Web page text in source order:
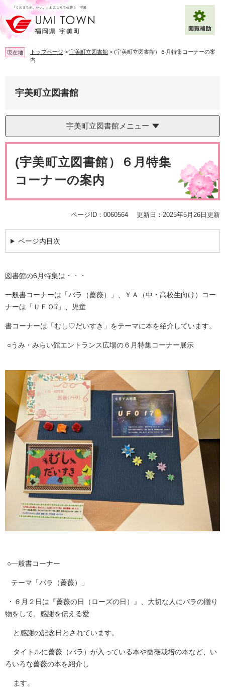
ー
ジ
の
先
頭
ニ
ュ
ー
を
飛
背景色変更
Multilingual（English・中文・한글）
現在地 トップページ > 宇美町立図書館 > (宇美町立図書館）６月特集コーナーの案
内
宇美町立図書館
宇美町立図書館メニュー
(宇美町立図書館）６月特集
コーナーの案内
ページID：0060564 更新日：2025年5月26日更新
ページ内目次
図書館の6月特集は・・・
一般書コーナーは「バラ（薔薇）」、ＹＡ（中・高校生向け）コー
ナーは「ＵＦＯ⁉」、児童
書コーナーは「むし♡だいすき」をテーマに本を紹介しています。
○うみ・みらい館エントランス広場の６月特集コーナー展示
○一般書コーナー
テーマ「バラ（薔薇）」
・６月２日は『薔薇の日（ローズの日）』、大切な人にバラの贈り
物をして、感謝を伝える愛
と感謝の記念日とされています。
タイトルに薔薇（バラ）が入っている本や薔薇栽培の本など、い
ろいろな薔薇の本を紹介し
ます。